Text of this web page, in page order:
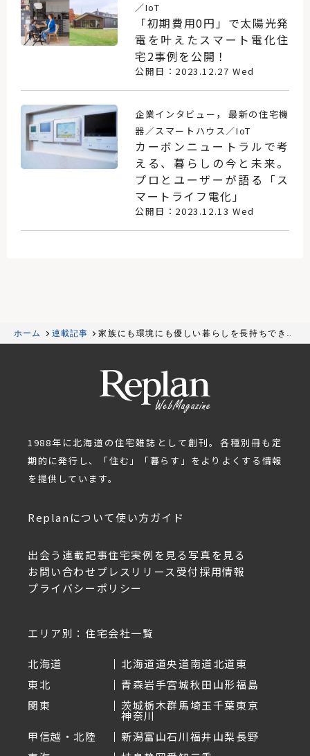
／IoT
「初期費用0円」で太陽光発
電を叶えたスマート電化住
宅2事例を公開！
公開日：2023.12.27 Wed
企業インタビュー ，最新の住宅機
器／スマートハウス／IoT
カーボンニュートラルで考
える、暮らしの今と未来。
プロとユーザーが語る「ス
マートライフ電化」
公開日：2023.12.13 Wed
ホーム 連載記事
家族にも環境にも優しい暮らしを長持ちできる
電化住宅
1988年に北海道の住宅雑誌として創刊。各種別冊も定
期的に発行し、「住む」「暮らす」をよりよくする情報
を提供しています。
Replanについて使い方ガイド
出会う 連載記事住宅実例を見る写真を見る
お問い合わせ プレスリリース受付採用情報
プライバシーポリシー
エリア別：住宅会社一覧
北海道 北海道道央道南道北道東
東北
青森岩手宮城秋田山形福島
関東
茨城栃木群馬埼玉千葉東京
神奈川
甲信越・北陸
新潟富山石川福井山梨長野